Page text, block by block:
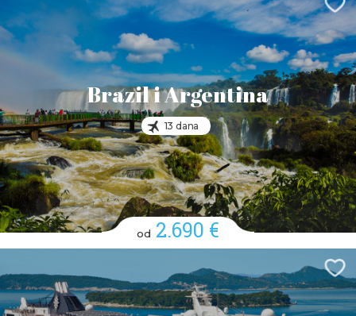
Brazil i Argentina
13 dana
od 2.690 €